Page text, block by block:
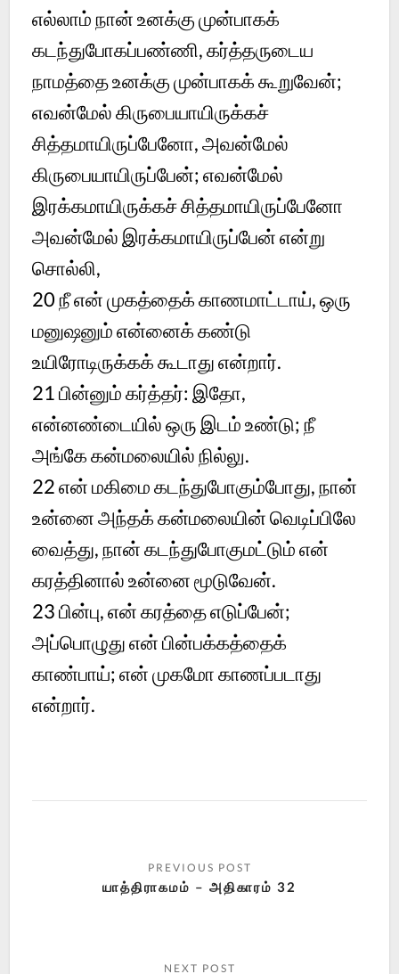
எல்லாம் நான் உனக்கு முன்பாகக்
கடந்துபோகப்பண்ணி, கர்த்தருடைய
நாமத்தை உனக்கு முன்பாகக் கூறுவேன்;
எவன்மேல் கிருபையாயிருக்கச்
சித்தமாயிருப்பேனோ, அவன்மேல்
கிருபையாயிருப்பேன்; எவன்மேல்
இரக்கமாயிருக்கச் சித்தமாயிருப்பேனோ
அவன்மேல் இரக்கமாயிருப்பேன் என்று
சொல்லி,
20நீ என் முகத்தைக் காணமாட்டாய், ஒரு
மனுஷனும் என்னைக் கண்டு
உயிரோடிருக்கக் கூடாது என்றார்.
21பின்னும் கர்த்தர்: இதோ,
என்னண்டையில் ஒரு இடம் உண்டு; நீ
அங்கே கன்மலையில் நில்லு.
22என் மகிமை கடந்துபோகும்போது, நான்
உன்னை அந்தக் கன்மலையின் வெடிப்பிலே
வைத்து, நான் கடந்துபோகுமட்டும் என்
கரத்தினால் உன்னை மூடுவேன்.
23பின்பு, என் கரத்தை எடுப்பேன்;
அப்பொழுது என் பின்பக்கத்தைக்
காண்பாய்; என் முகமோ காணப்படாது
என்றார்.
யாத்திராகமம் – அதிகாரம் 32